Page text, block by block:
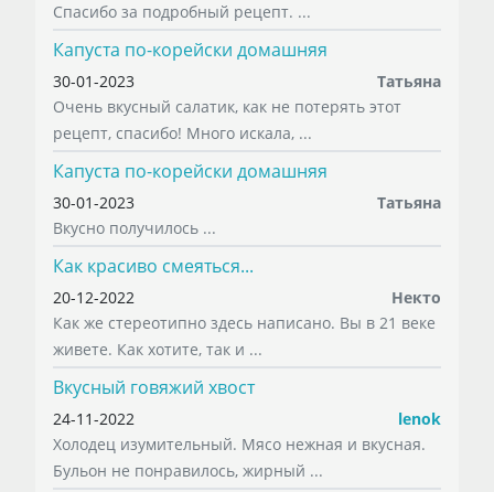
Спасибо за подробный рецепт. ...
Капуста по-корейски домашняя
30-01-2023
Татьяна
Очень вкусный салатик, как не потерять этот
рецепт, спасибо! Много искала, ...
Капуста по-корейски домашняя
30-01-2023
Татьяна
Вкусно получилось ...
Как красиво смеяться...
20-12-2022
Некто
Как же стереотипно здесь написано. Вы в 21 веке
живете. Как хотите, так и ...
Вкусный говяжий хвост
24-11-2022
lenok
Холодец изумительный. Мясо нежная и вкусная.
Бульон не понравилось, жирный ...